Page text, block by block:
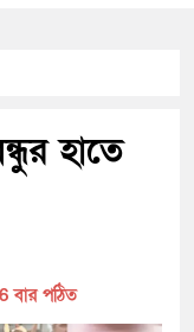
হাতে
বার পঠিত